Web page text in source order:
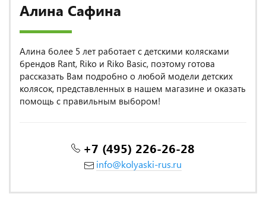
Алина Сафина
Алина более 5 лет работает с детскими колясками
брендов Rant, Riko и Riko Basic, поэтому готова
рассказать Вам подробно о любой модели детских
колясок, представленных в нашем магазине и оказать
помощь с правильным выбором!
+7 (495) 226-26-28
info@kolyaski-rus.ru